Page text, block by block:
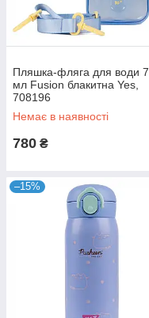
Пляшка-фляга для води
мл Fusion блакитна Yes,
708196
Немає в наявності
780 ₴
–15%